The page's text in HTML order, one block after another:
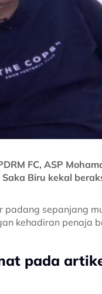
FC, ASP
Biru kekal
padang sepanjang
kehadiran penaja
pada